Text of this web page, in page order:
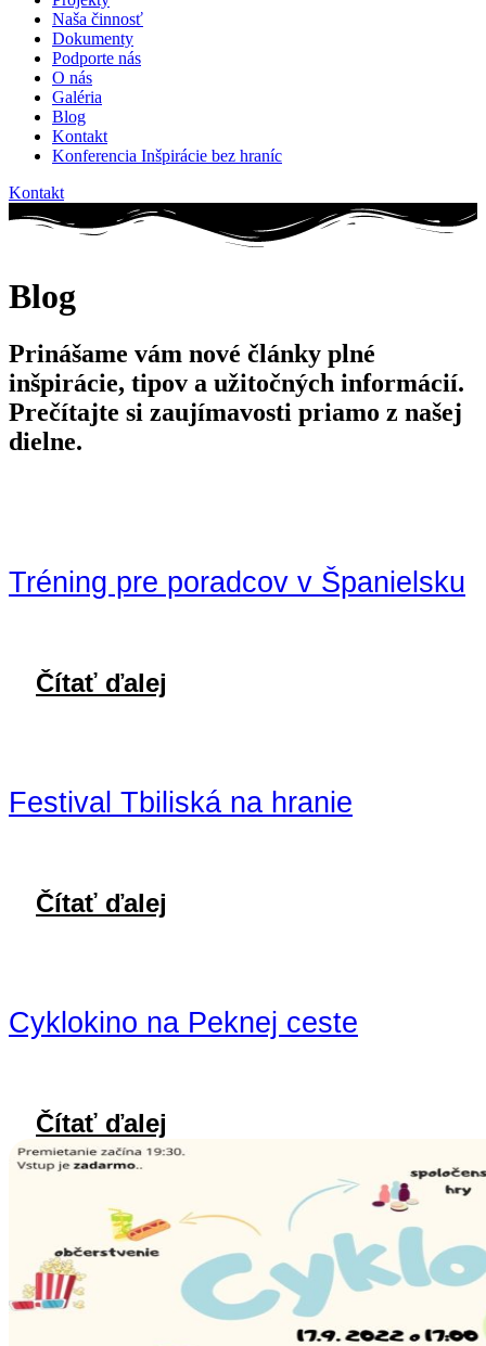
Naša činnosť
Dokumenty
Podporte nás
O nás
Galéria
Blog
Kontakt
Konferencia Inšpirácie bez hraníc
Kontakt
Blog
Prinášame vám nové články plné
inšpirácie, tipov a užitočných informácií.
Prečítajte si zaujímavosti priamo z našej
dielne.
Tréning pre poradcov v Španielsku
Čítať ďalej
Festival Tbiliská na hranie
Čítať ďalej
Cyklokino na Peknej ceste
Čítať ďalej